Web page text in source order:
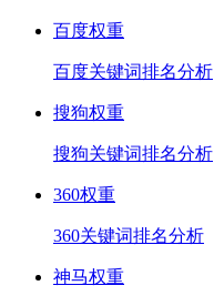
百度权重
百度关键词排名分析
搜狗权重
搜狗关键词排名分析
360权重
360关键词排名分析
神马权重